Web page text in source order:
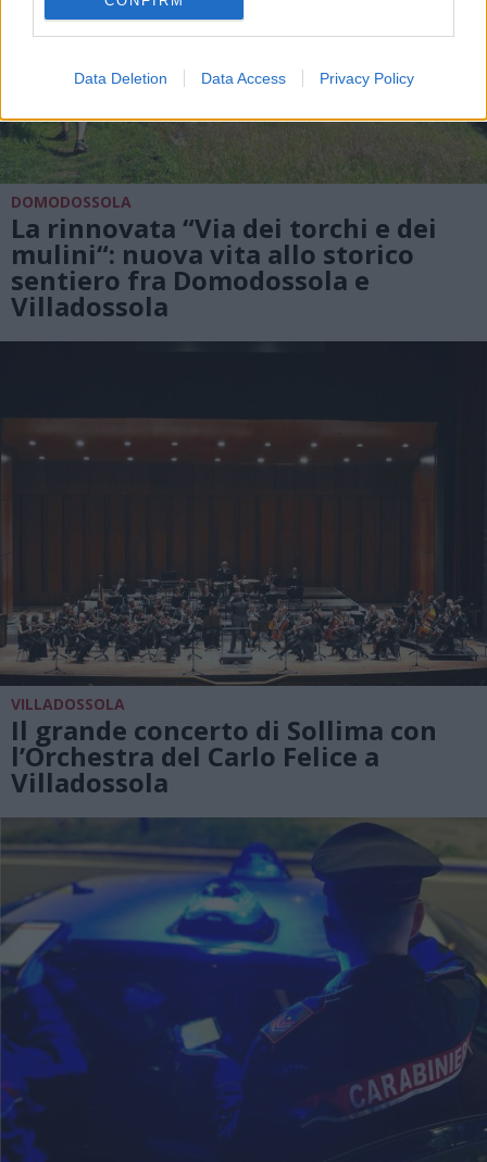
Data Deletion Data Access Privacy Policy
DOMODOSSOLA
La rinnovata “Via dei torchi e dei
mulini“: nuova vita allo storico
sentiero fra Domodossola e
Villadossola
VILLADOSSOLA
Il grande concerto di Sollima con
l’Orchestra del Carlo Felice a
Villadossola